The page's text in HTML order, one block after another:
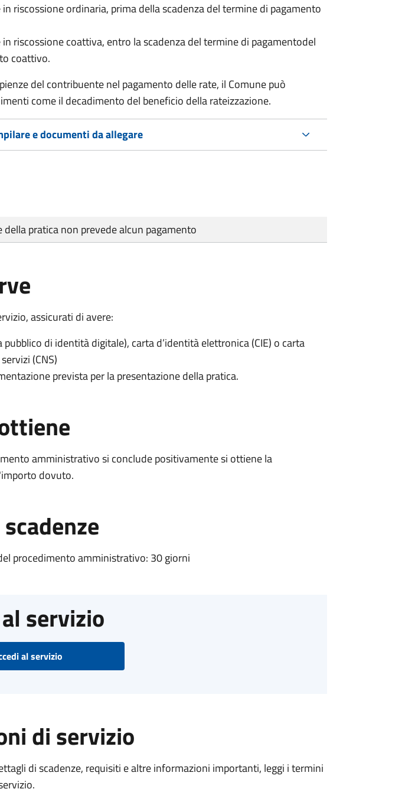
riscossione ordinaria, prima della scadenza del termine di pagamento
riscossione coattiva, entro la scadenza del termine di pagamentodel
coattivo.
del contribuente nel pagamento delle rate, il Comune può
come il decadimento del beneficio della rateizzazione.
e documenti da allegare
della pratica non prevede alcun pagamento
assicurati di avere:
pubblico di identità digitale), carta d’identità elettronica (CIE) o carta
(CNS)
prevista per la presentazione della pratica.
amministrativo si conclude positivamente si ottiene la
dovuto.
procedimento amministrativo: 30 giorni
servizio
al servizio
di servizio
di scadenze, requisiti e altre informazioni importanti, leggi i termini